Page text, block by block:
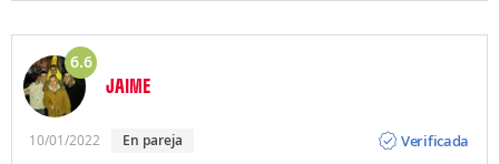
6.6
JAIME
10/01/2022 En pareja
Verificada